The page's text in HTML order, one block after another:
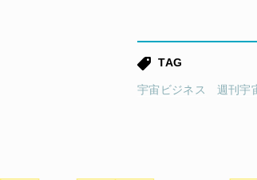
TAG
宇宙ビジネス 週刊宇